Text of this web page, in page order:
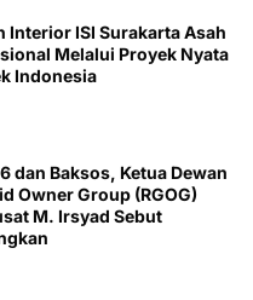
Interior ISI Surakarta Asah
Melalui Proyek Nyata
Indonesia
dan Baksos, Ketua Dewan
Owner Group (RGOG)
M. Irsyad Sebut